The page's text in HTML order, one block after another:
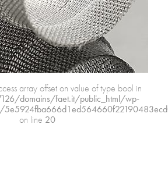
array offset on value of type bool in
domains/faet.it/public_html/wp-
on line 20